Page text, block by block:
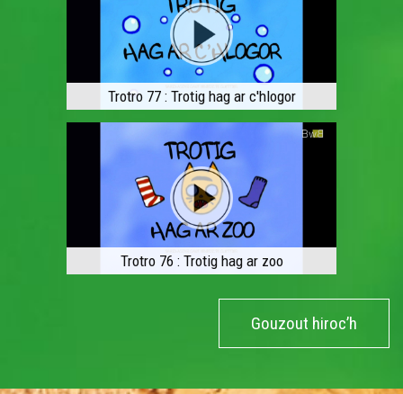
Trotro 77 : Trotig hag ar c'hlogor
Trotro 76 : Trotig hag ar zoo
Gouzout hiroc’h